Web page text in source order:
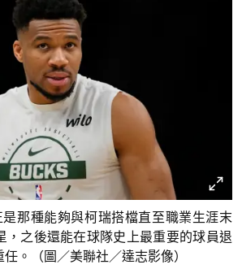
那種能夠與柯瑞搭檔直至職業生涯末
，之後還能在球隊史上最重要的球員退
。（圖／美聯社／達志影像）